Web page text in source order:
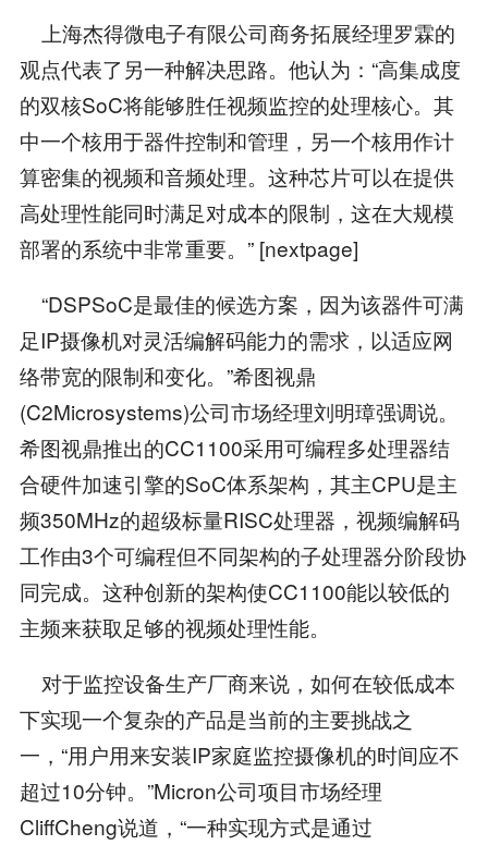
上海杰得微电子有限公司商务拓展经理罗霖的
观点代表了另一种解决思路。他认为：“高集成度
的双核SoC将能够胜任视频监控的处理核心。其
中一个核用于器件控制和管理，另一个核用作计
算密集的视频和音频处理。这种芯片可以在提供
高处理性能同时满足对成本的限制，这在大规模
部署的系统中非常重要。” [nextpage]
“DSPSoC是最佳的候选方案，因为该器件可满
足IP摄像机对灵活编解码能力的需求，以适应网
络带宽的限制和变化。”希图视鼎
(C2Microsystems)公司市场经理刘明璋强调说。
希图视鼎推出的CC1100采用可编程多处理器结
合硬件加速引擎的SoC体系架构，其主CPU是主
频350MHz的超级标量RISC处理器，视频编解码
工作由3个可编程但不同架构的子处理器分阶段协
同完成。这种创新的架构使CC1100能以较低的
主频来获取足够的视频处理性能。
对于监控设备生产厂商来说，如何在较低成本
下实现一个复杂的产品是当前的主要挑战之
一，“用户用来安装IP家庭监控摄像机的时间应不
超过10分钟。”Micron公司项目市场经理
CliffCheng说道，“一种实现方式是通过